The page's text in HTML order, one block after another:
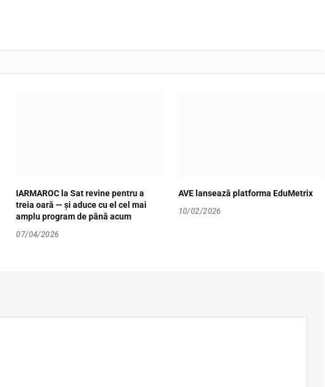
IARMAROC la Sat revine pentru a
treia oară — și aduce cu el cel mai
amplu program de până acum
07/04/2026
AVE lansează platforma EduMetrix
10/02/2026